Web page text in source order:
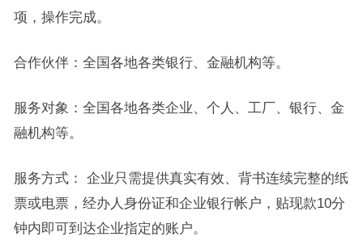
项，操作完成。
合作伙伴：全国各地各类银行、金融机构等。
服务对象：全国各地各类企业、个人、工厂、银行、金
融机构等。
服务方式： 企业只需提供真实有效、背书连续完整的纸
票或电票，经办人身份证和企业银行帐户，贴现款10分
钟内即可到达企业指定的账户。